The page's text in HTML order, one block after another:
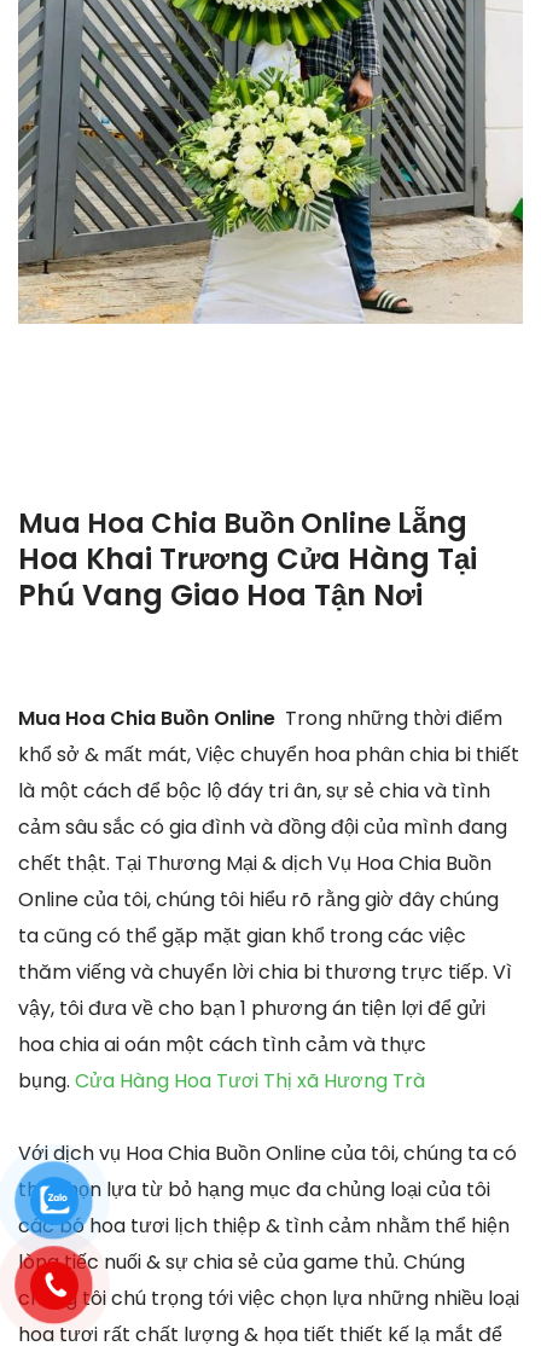
Mua Hoa Chia Buồn Online Lẵng
Hoa Khai Trương Cửa Hàng Tại
Phú Vang Giao Hoa Tận Nơi
Mua Hoa Chia Buồn Online Trong những thời điểm
khổ sở & mất mát, Việc chuyển hoa phân chia bi thiết
là một cách để bộc lộ đáy tri ân, sự sẻ chia và tình
cảm sâu sắc có gia đình và đồng đội của mình đang
chết thật. Tại Thương Mại & dịch Vụ Hoa Chia Buồn
Online của tôi, chúng tôi hiểu rõ rằng giờ đây chúng
ta cũng có thể gặp mặt gian khổ trong các việc
thăm viếng và chuyển lời chia bi thương trực tiếp. Vì
vậy, tôi đưa về cho bạn 1 phương án tiện lợi để gửi
hoa chia ai oán một cách tình cảm và thực
bụng. Cửa Hàng Hoa Tươi Thị xã Hương Trà
Với dịch vụ Hoa Chia Buồn Online của tôi, chúng ta có
thể chọn lựa từ bỏ hạng mục đa chủng loại của tôi
các bó hoa tươi lịch thiệp & tình cảm nhằm thể hiện
lòng tiếc nuối & sự chia sẻ của game thủ. Chúng
chúng tôi chú trọng tới việc chọn lựa những nhiều loại
hoa tươi rất chất lượng & họa tiết thiết kế lạ mắt để